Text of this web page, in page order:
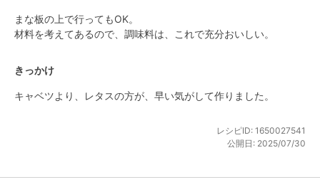
まな板の上で行ってもOK。
材料を考えてあるので、調味料は、これで充分おいしい。
きっかけ
キャベツより、レタスの方が、早い気がして作りました。
レシピID: 1650027541
公開日: 2025/07/30